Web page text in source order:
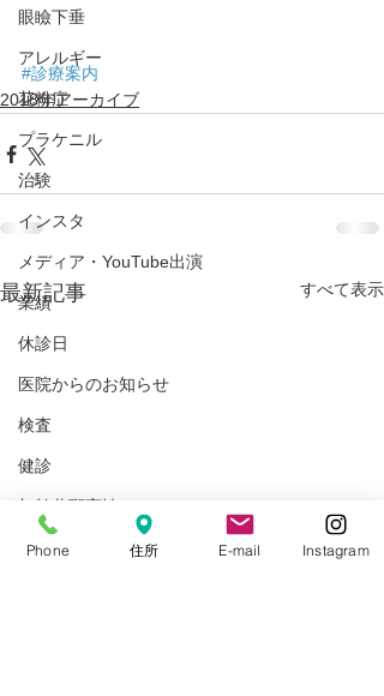
眼瞼下垂
アレルギー
花粉症
プラケニル
治験
インスタ
メディア・YouTube出演
業績
休診日
医院からのお知らせ
検査
健診
加齢黄斑変性
結膜炎
#診療案内
2018年アーカイブ
最新記事 すべて表示
Phone 住所 E-mail Instagram